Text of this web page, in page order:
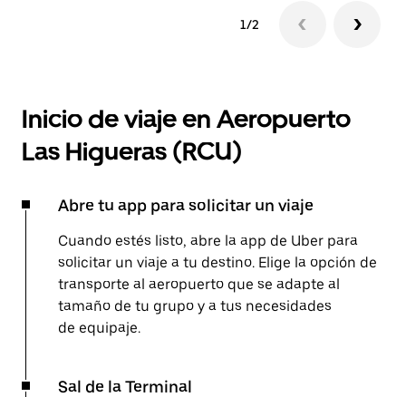
1/2
Inicio de viaje en Aeropuerto
Las Higueras (RCU)
Abre tu app para solicitar un viaje
Cuando estés listo, abre la app de Uber para
solicitar un viaje a tu destino. Elige la opción de
transporte al aeropuerto que se adapte al
tamaño de tu grupo y a tus necesidades
de equipaje.
Sal de la Terminal